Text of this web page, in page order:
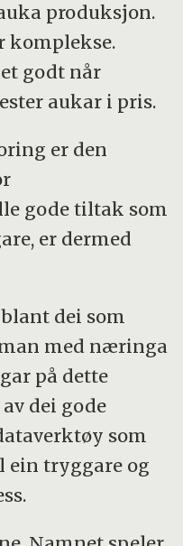
produksjon.
komplekse.
godt når
aukar i pris.
er den
gode tiltak som
er dermed
dei som
med næringa
på dette
dei gode
som
ein tryggare og